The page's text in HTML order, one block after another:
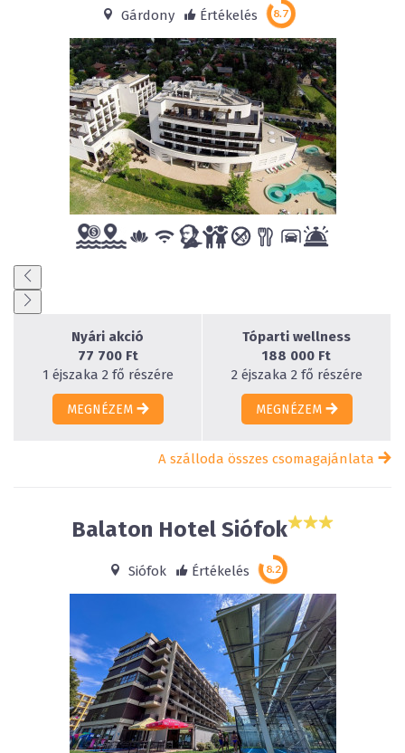
Gárdony Értékelés
Nyári akció
77 700 Ft
1 éjszaka 2 fő részére
MEGNÉZEM
Tóparti wellness
188 000 Ft
2 éjszaka 2 fő részére
MEGNÉZEM
A szálloda összes csomagajánlata
Balaton Hotel Siófok
Siófok Értékelés